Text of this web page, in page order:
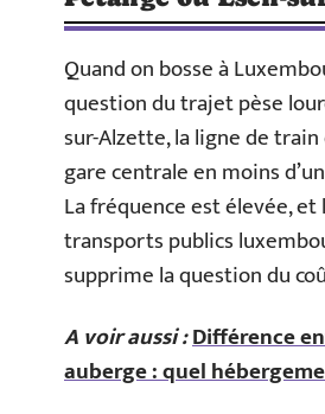
Quand on bosse à
question du trajet pèse
sur-Alzette, la ligne de
gare centrale en moins
La fréquence est élevée,
transports publics
supprime la question du
A voir aussi :Différence
auberge : quel